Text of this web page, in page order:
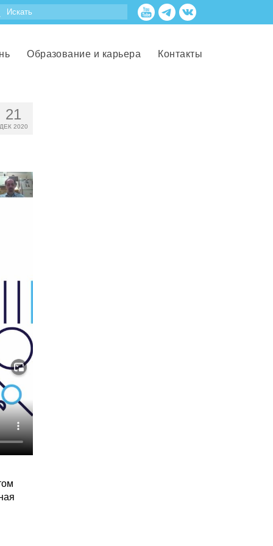
Образование и карьера Контакты
21
ДЕК 2020